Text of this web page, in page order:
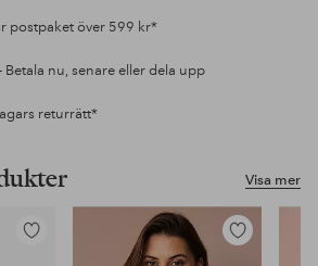
postpaket över 599 kr*
Betala nu, senare eller dela upp
returrätt*
Visa mer
Lägg
Lägg